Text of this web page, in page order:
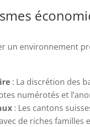
un environnement
: La discrétion des
numérotés et
: Les cantons
de riches familles